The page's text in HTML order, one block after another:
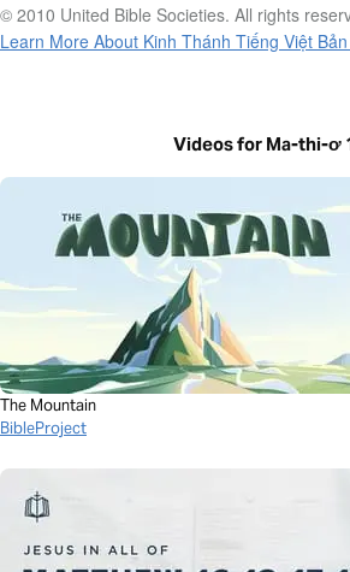
© 2010 United Bible Societies. All rights
Learn More About Kinh Thánh Tiếng Việt
Videos for Ma-thi-ơ
The Mountain
BibleProject